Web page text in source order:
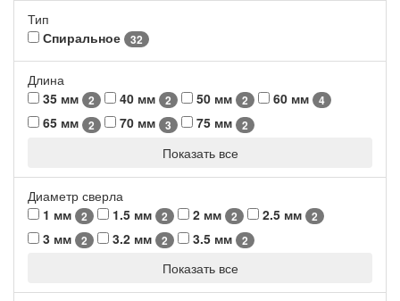
Тип
Спиральное
32
Длина
35 мм
2 40 мм 2 50 мм 2 60 мм 4
65 мм 2 70 мм 3 75 мм 2
Показать все
Диаметр сверла
1 мм
2 1.5 мм 2 2 мм 2 2.5 мм 2
3 мм 2 3.2 мм 2 3.5 мм 2
Показать все